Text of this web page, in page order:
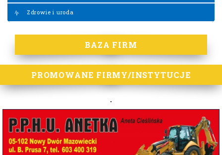
Zdrowie i uroda
BAZA FIRM
PROMOWANE FIRMY/INSTYTUCJE